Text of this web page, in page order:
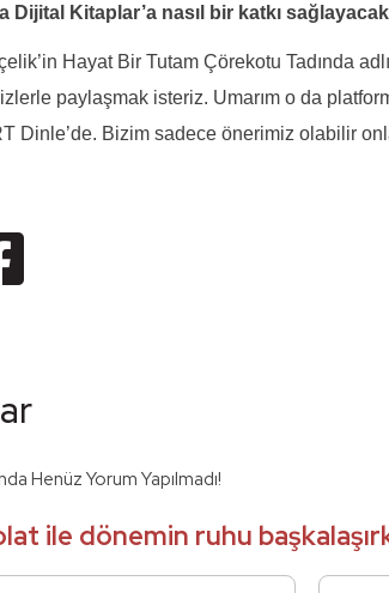
Dijital Kitaplar’a nasıl bir katkı
Hayat Bir Tutam Çörekotu Tadında
paylaşmak isteriz. Umarım o da
Dinle’de. Bizim sadece önerimiz olabilir
Henüz Yorum Yapılmadı!
ile dönemin ruhu